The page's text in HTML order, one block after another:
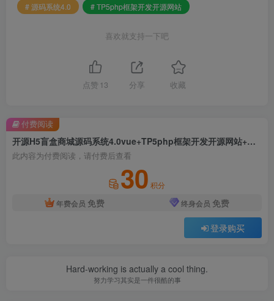
# 源码系统4.0
# TP5php框架开发开源网站
喜欢就支持一下吧
点赞 13 分享 收藏
开源H5盲盒商城源码系统4.0vue+TP5php框架开发开源网站+安装教程
此内容为付费阅读，请付费后查看
30 积分
年费会员 免费 终身会员 免费
登录购买
付费阅读
Hard-working is actually a cool thing.
努力学习其实是一件很酷的事